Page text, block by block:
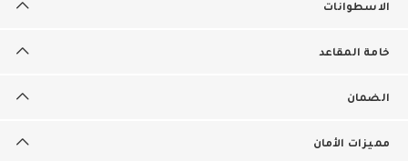
الاسطوانات
خامة المقاعد
الضمان
مميزات الأمان